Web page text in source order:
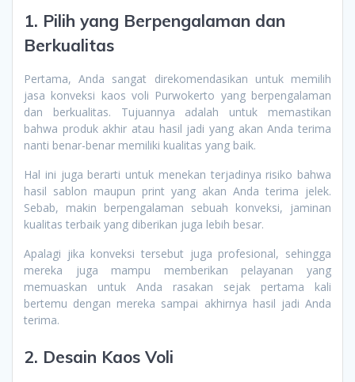
1. Pilih yang Berpengalaman dan
Berkualitas
Pertama, Anda sangat direkomendasikan untuk memilih
jasa konveksi kaos voli Purwokerto yang berpengalaman
dan berkualitas. Tujuannya adalah untuk memastikan
bahwa produk akhir atau hasil jadi yang akan Anda terima
nanti benar-benar memiliki kualitas yang baik.
Hal ini juga berarti untuk menekan terjadinya risiko bahwa
hasil sablon maupun print yang akan Anda terima jelek.
Sebab, makin berpengalaman sebuah konveksi, jaminan
kualitas terbaik yang diberikan juga lebih besar.
Apalagi jika konveksi tersebut juga profesional, sehingga
mereka juga mampu memberikan pelayanan yang
memuaskan untuk Anda rasakan sejak pertama kali
bertemu dengan mereka sampai akhirnya hasil jadi Anda
terima.
2. Desain Kaos Voli